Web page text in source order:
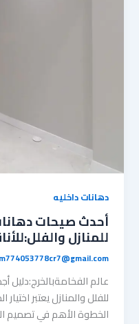
دهانات داخليه
أحدث صيحات
للمنازل
عالم الفخامةبالخرج:دليل
للفلل والمنازل ​يعتبر
الخطوة الأهم في تصميم